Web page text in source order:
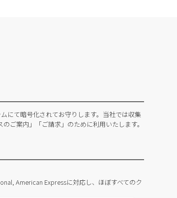
にて暗号化されてお守りします。当社では収集
ご案内」「ご請求」のために利用いたします。
American Expressに対応し、ほぼすべてのク